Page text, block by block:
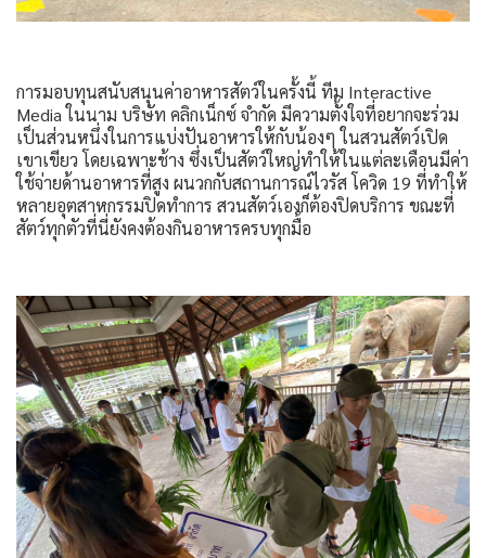
การมอบทุนสนับสนุนค่าอาหารสัตว์ในครั้งนี้ ทีม Interactive
Media ในนาม บริษัท คลิกเน็กซ์ จำกัด มีความตั้งใจที่อยากจะร่วม
เป็นส่วนหนึ่งในการแบ่งปันอาหารให้กับน้องๆ ในสวนสัตว์เปิด
เขาเขียว โดยเฉพาะช้าง ซึ่งเป็นสัตว์ใหญ่ทำให้ในแต่ละเดือนมีค่า
ใช้จ่ายด้านอาหารที่สูง ผนวกกับสถานการณ์ไวรัส โควิด 19 ที่ทำให้
หลายอุตสาหกรรมปิดทำการ สวนสัตว์เองก็ต้องปิดบริการ ขณะที่
สัตว์ทุกตัวที่นี่ยังคงต้องกินอาหารครบทุกมื้อ